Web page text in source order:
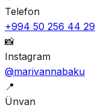
Telefon
+994 50 256 44 29
📸
Instagram
@marivannabaku
📍
Ünvan